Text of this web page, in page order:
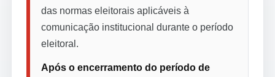
das normas eleitorais aplicáveis à
comunicação institucional durante o período
eleitoral.
Após o encerramento do período de